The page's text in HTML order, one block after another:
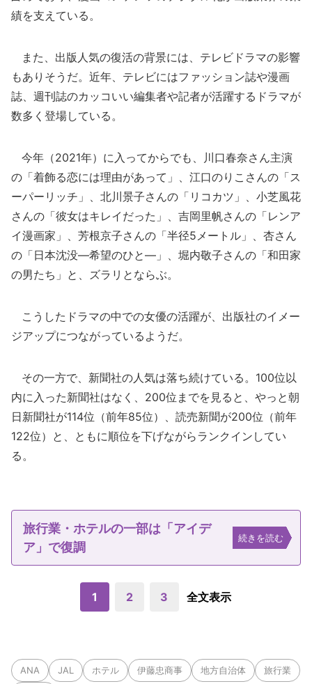
績を支えている。
また、出版人気の復活の背景には、テレビドラマの影響
もありそうだ。近年、テレビにはファッション誌や漫画
誌、週刊誌のカッコいい編集者や記者が活躍するドラマが
数多く登場している。
今年（2021年）に入ってからでも、川口春奈さん主演
の「着飾る恋には理由があって」、江口のりこさんの「ス
ーパーリッチ」、北川景子さんの「リコカツ」、小芝風花
さんの「彼女はキレイだった」、吉岡里帆さんの「レンア
イ漫画家」、芳根京子さんの「半径5メートル」、杏さん
の「日本沈没―希望のひと―」、堀内敬子さんの「和田家
の男たち」と、ズラリとならぶ。
こうしたドラマの中での女優の活躍が、出版社のイメー
ジアップにつながっているようだ。
その一方で、新聞社の人気は落ち続けている。100位以
内に入った新聞社はなく、200位までを見ると、やっと朝
日新聞社が114位（前年85位）、読売新聞が200位（前年
122位）と、ともに順位を下げながらランクインしてい
る。
旅行業・ホテルの一部は「アイデ
ア」で復調
続きを読む
1 2 3 全文表示
ANA JAL ホテル 伊藤忠商事 地方自治体 旅行業